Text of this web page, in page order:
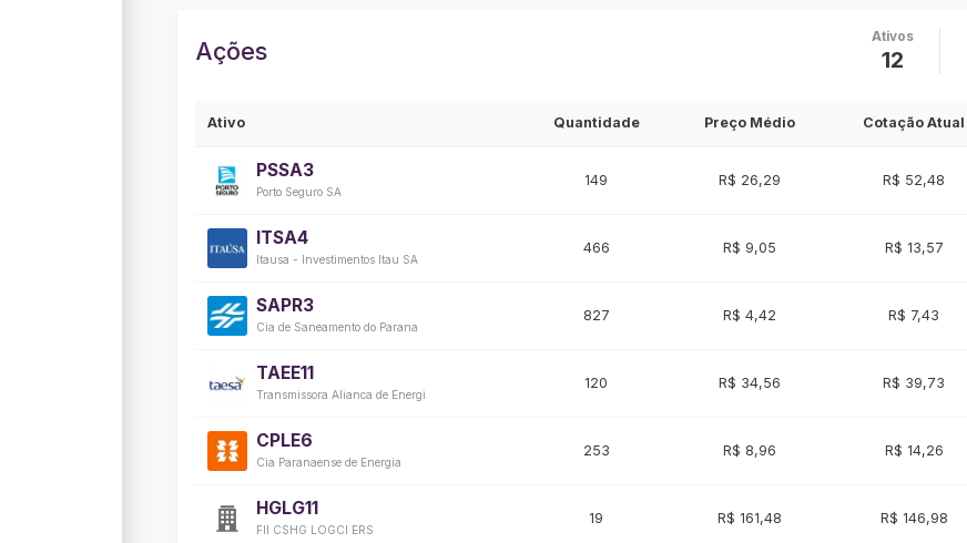
Ações Ativos
12
Ativo Quantidade Preço Médio Cotação Atual
PSSA3
Porto Seguro SA
149 R$ 26,29 R$ 52,48
ITSA4
Itausa - Investimentos Itau SA
466 R$ 9,05 R$ 13,57
SAPR3
Cia de Saneamento do Parana
827 R$ 4,42 R$ 7,43
TAEE11
Transmissora Alianca de Energi
120 R$ 34,56 R$ 39,73
CPLE6
Cia Paranaense de Energia
253 R$ 8,96 R$ 14,26
HGLG11
FII CSHG LOGCI ERS
19 R$ 161,48 R$ 146,98